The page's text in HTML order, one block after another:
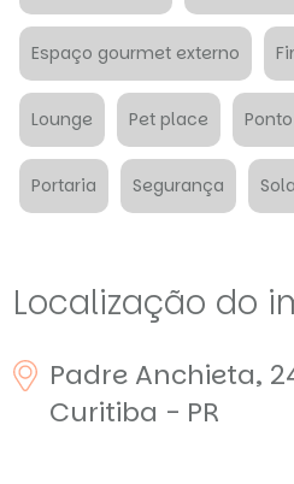
Espaço gourmet externo
Lounge Pet place
Portaria Segurança
Localização do
Padre Anchieta,
Curitiba - PR